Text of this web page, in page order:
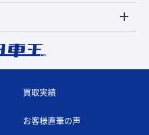
買取実績
お客様直筆の声